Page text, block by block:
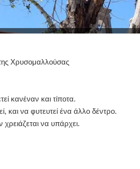
Χρυσομαλλούσας
κανέναν και τίποτα.
και να φυτευτεί ένα άλλο δέντρο.
να υπάρχει.